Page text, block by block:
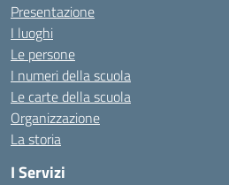
Presentazione
I luoghi
Le persone
I numeri della scuola
Le carte della scuola
Organizzazione
La storia
I Servizi